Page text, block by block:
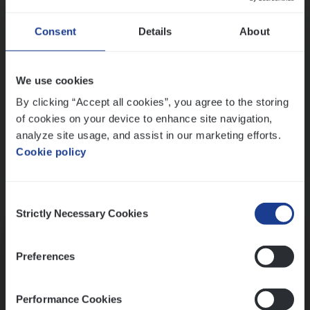
Consent Details About
We use cookies
By clicking “Accept all cookies”, you agree to the storing
of cookies on your device to enhance site navigation,
analyze site usage, and assist in our marketing efforts.
Cookie policy
Selection
Strictly Necessary Cookies
Preferences
Performance Cookies
Ons sollicitatieproces